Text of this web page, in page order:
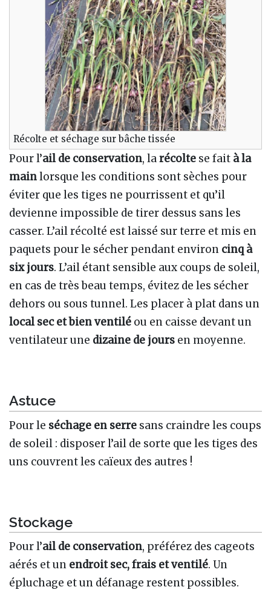
Récolte et séchage sur bâche tissée
Pour l’ail de conservation, larécolte se fait à la
mainlorsque les conditions sont sèches pour
éviter que les tiges ne pourrissent et qu’il
devienne impossible de tirer dessus sans les
casser. L’ail récolté est laissé sur terre et mis en
paquets pour le sécher pendant environ cinq à
six jours. L’ail étant sensible aux coups de soleil,
en cas de très beau temps, évitez de les sécher
dehors ou sous tunnel. Les placer à plat dans un
local sec et bien ventilé ou en caisse devant un
ventilateur une dizaine de jours en moyenne.
Astuce
Pour le séchage en serre sans craindre les coups
de soleil : disposer l’ail de sorte que les tiges des
uns couvrent les caïeux des autres !
Stockage
Pour l’ail de conservation, préférez des cageots
aérés et un endroit sec, frais et ventilé. Un
épluchage et un défanage restent possibles.